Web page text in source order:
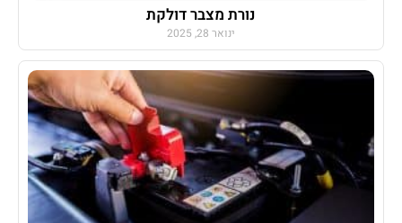
נורת מצבר דולקת
ינואר 28, 2025